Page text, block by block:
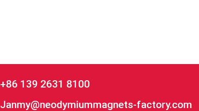
+86 139 2631 8100
Janmy@neodymiummagnets-factory.com